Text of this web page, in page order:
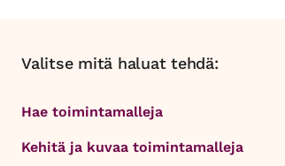
Valitse mitä haluat tehdä:
Hae toimintamalleja
Kehitä ja kuvaa toimintamalleja